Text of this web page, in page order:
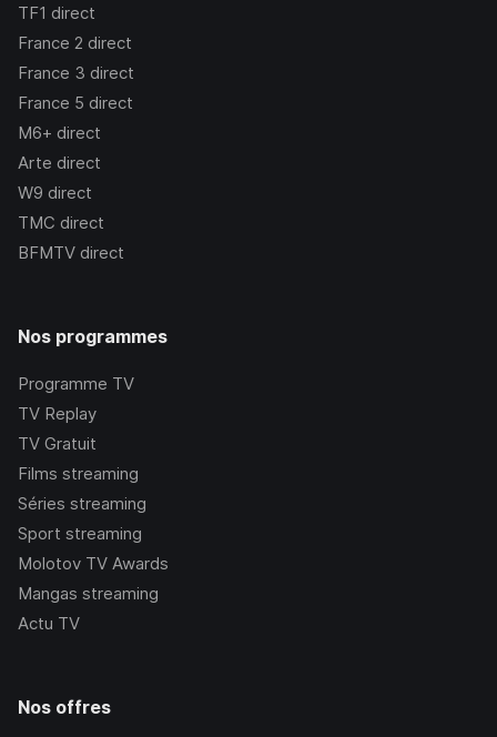
TF1 direct
France 2 direct
France 3 direct
France 5 direct
M6+ direct
Arte direct
W9 direct
TMC direct
BFMTV direct
Nos programmes
Programme TV
TV Replay
TV Gratuit
Films streaming
Séries streaming
Sport streaming
Molotov TV Awards
Mangas streaming
Actu TV
Nos offres